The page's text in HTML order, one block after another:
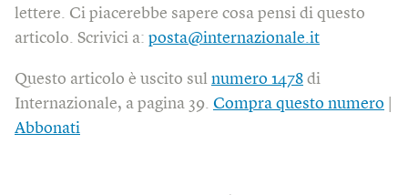
lettere. Ci piacerebbe sapere cosa pensi di questo
articolo. Scrivici a: posta@internazionale.it
Questo articolo è uscito sul numero 1478 di
Internazionale, a pagina 39. Compra questo numero
Abbonati